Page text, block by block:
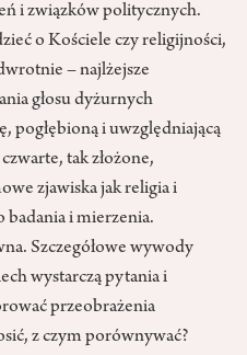
i związków politycznych.
o Kościele czy religijności,
– najlżejsze
głosu dyżurnych
pogłębioną i uwzględniającą
tak złożone,
zjawiska jak religia i
badania i mierzenia.
Szczegółowe wywody
wystarczą pytania i
przeobrażenia
z czym porównywać?